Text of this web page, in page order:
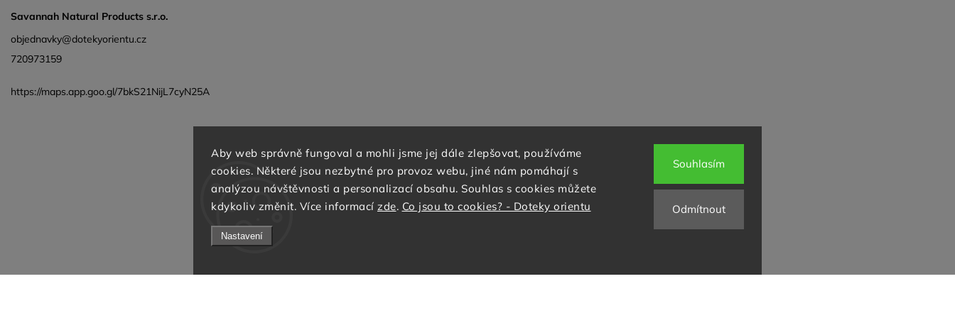
Aby web správně fungoval a mohli jsme jej dále zlepšovat, používáme
cookies. Některé jsou nezbytné pro provoz webu, jiné nám pomáhají s
analýzou návštěvnosti a personalizací obsahu. Souhlas s cookies můžete
kdykoliv změnit. Více informací zde. Co jsou to cookies? - Doteky orientu
Nastavení
Odmítnout
Souhlasím
Savannah Natural Products s.r.o.
objednavky@dotekyorientu.cz
720973159
https://maps.app.goo.gl/7bkS21NijL7cyN25A